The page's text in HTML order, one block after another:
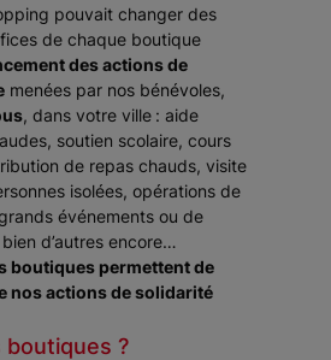
pouvait changer des
de chaque boutique
des actions de
menées par nos bénévoles,
, dans votre ville : aide
soutien scolaire, cours
de repas chauds, visite
isolées, opérations de
événements ou de
d’autres encore…
boutiques permettent de
nos actions de solidarité
boutiques ?